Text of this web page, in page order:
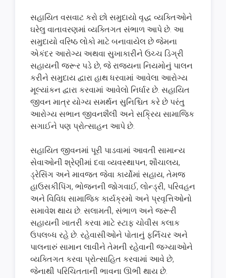
સહાયિત વસવાટ કરો છો સમુદાયો વૃદ્ધ વ્યક્તિઓને
ઘરેલુ વાતાવરણમાં વ્યક્તિગત સંભાળ આપે છે. આ
સમુદાયો વરિષ્ઠ લોકો માટે બનાવાયેલ છે જેમના
એકંદર આરોગ્ય અથવા સુખાકારીને ઉચ્ચ ડિગ્રી
સહાયની જરૂર પડે છે, જે રાજ્યના નિયમોનું પાલન
કરીને સમુદાય દ્વારા હાથ ધરવામાં આવેલા આરોગ્ય
મૂલ્યાંકન દ્વારા કરવામાં આવેલો નિર્ધાર છે. સહાયિત
જીવન માત્ર યોગ્ય સમર્થન સુનિશ્ચિત કરે છે પરંતુ
આરોગ્ય સભાન જીવનશૈલી અને સક્રિય સામાજિક
સગાઈને પણ પ્રોત્સાહન આપે છે.
સહાયિત જીવનમાં પૂરી પાડવામાં આવતી સામાન્ય
સેવાઓની શ્રેણીમાં દવા વ્યવસ્થાપન, શૌચાલય,
ડ્રેસિંગ અને માવજત જેવા કાર્યોમાં સહાય, તેમજ
હાઉસકીપિંગ, ભોજનની જોગવાઈ, લોન્ડ્રી, પરિવહન
અને વિવિધ સામાજિક કાર્યક્રમો અને પ્રવૃત્તિઓનો
સમાવેશ થાય છે. સલામતી, સંભાળ અને જરૂરી
સહાયની ખાતરી કરવા માટે સ્ટાફ ચોવીસ કલાક
ઉપલબ્ધ રહે છે. રહેવાસીઓને પોતાનું ફર્નિચર અને
પાલનારું સામાન લાવીને તેમની રહેવાની જગ્યાઓને
વ્યક્તિગત કરવા પ્રોત્સાહિત કરવામાં આવે છે,
જેનાથી પરિચિતતાની ભાવના ઊભી થાય છે.